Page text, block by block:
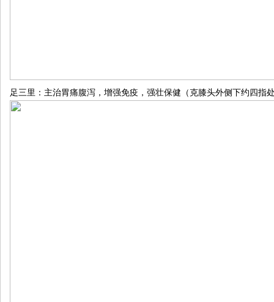
足三里：主治胃痛腹泻，增强免疫，强壮保健（克膝头外侧下约四指